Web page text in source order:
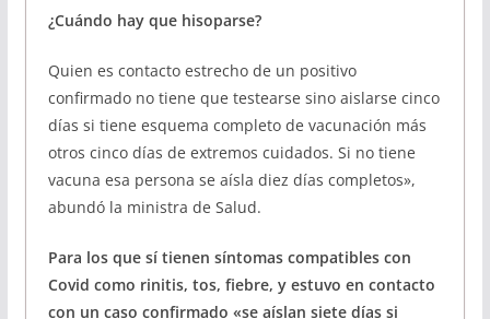
¿Cuándo hay que hisoparse?
Quien es contacto estrecho de un positivo
confirmado no tiene que testearse sino aislarse cinco
días si tiene esquema completo de vacunación más
otros cinco días de extremos cuidados. Si no tiene
vacuna esa persona se aísla diez días completos»,
abundó la ministra de Salud.
Para los que sí tienen síntomas compatibles con
Covid como rinitis, tos, fiebre, y estuvo en contacto
con un caso confirmado «se aíslan siete días si